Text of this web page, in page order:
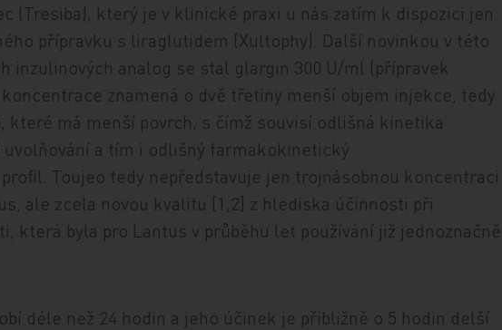
(Tresiba), který je v klinické praxi u nás zatím k dispozici jen
přípravku s liraglutidem (Xultophy). Další novinkou v této
inzulinových analog se stal glargin 300 U/ml (přípravek
znamená o dvě třetiny menší objem injekce, tedy
které má menší povrch, s čímž souvisí odlišná kinetika
uvolňování a tím i odlišný farmakokinetický
Toujeo tedy nepředstavuje jen trojnásobnou koncentraci
ale zcela novou kvalitu [1,2] z hledis­ka účinnosti při
která byla pro Lantus v průběhu let používání již jednoznačně
déle než 24 ho­din a jeho účinek je přibližně o 5 hodin delší